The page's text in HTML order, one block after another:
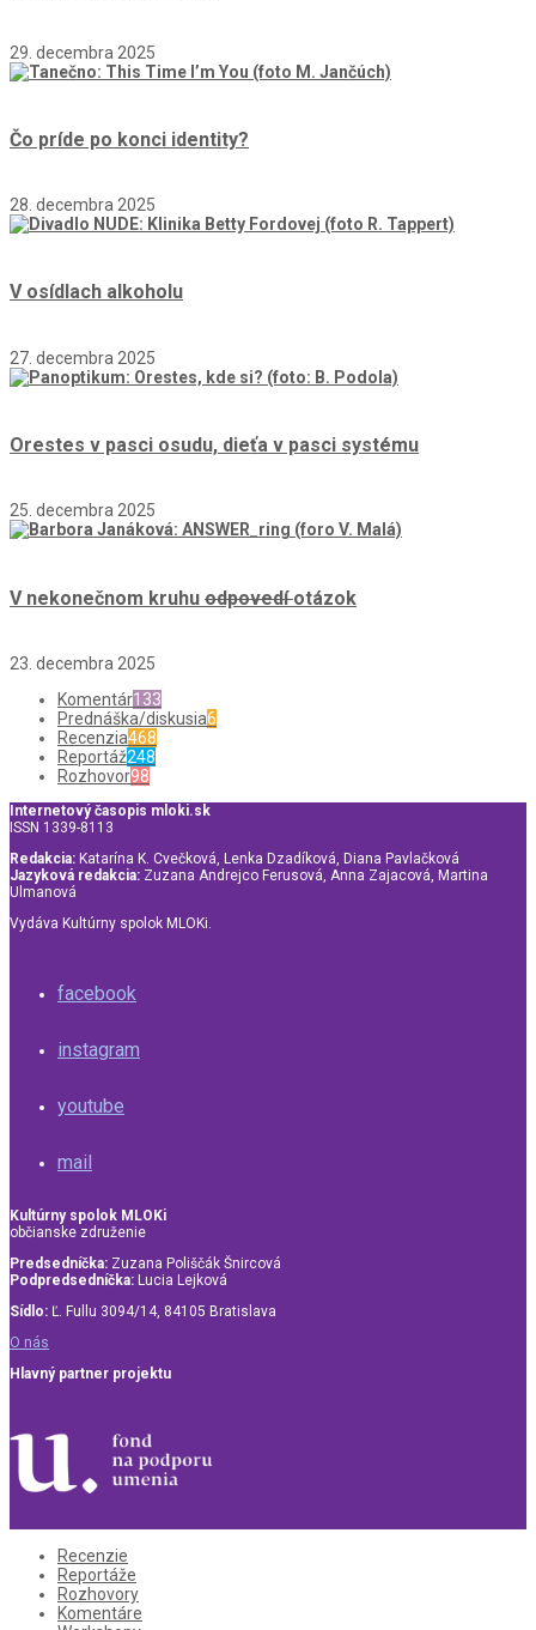
29. decembra 2025
Čo príde po konci identity?
28. decembra 2025
V osídlach alkoholu
27. decembra 2025
Orestes v pasci osudu, dieťa v pasci systému
25. decembra 2025
V nekonečnom kruhu odpovedíotázok
23. decembra 2025
Komentár133
Prednáška/diskusia6
Recenzia468
Reportáž248
Rozhovor98
Internetový časopis mloki.sk
ISSN 1339-8113
Redakcia: Katarína K. Cvečková, Lenka Dzadíková, Diana Pavlačková
Jazyková redakcia: Zuzana Andrejco Ferusová, Anna Zajacová, Martina
Ulmanová
Vydáva Kultúrny spolok MLOKi.
facebook
instagram
youtube
mail
Kultúrny spolok MLOKi
občianske združenie
Predsedníčka: Zuzana Poliščák Šnircová
Podpredsedníčka: Lucia Lejková
Sídlo: Ľ. Fullu 3094/14, 84105 Bratislava
O nás
Hlavný partner projektu
Recenzie
Reportáže
Rozhovory
Komentáre